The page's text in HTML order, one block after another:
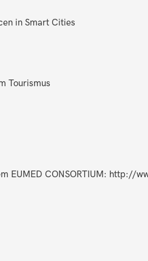
in Smart Cities
Tourismus
EUMED CONSORTIUM: http://